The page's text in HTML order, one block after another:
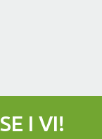
I VI!